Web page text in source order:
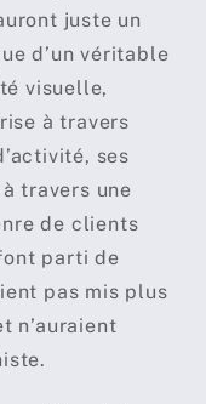
juste un
d’un véritable
visuelle,
à travers
ses
travers une
de clients
parti de
pas mis plus
n’auraient